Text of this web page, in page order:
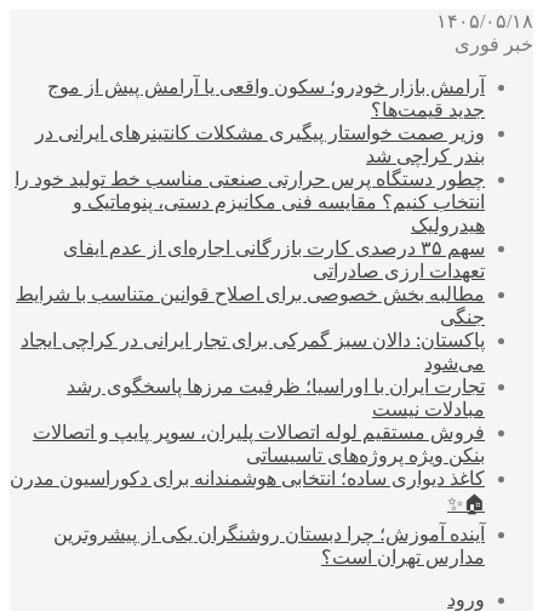
۱۴۰۵/۰۵/۱۸
خبر فوری
آرامش بازار خودرو؛ سکون واقعی یا آرامش پیش از موج
جدید قیمت‌ها؟
وزیر صمت خواستار پیگیری مشکلات کانتینرهای ایرانی در
بندر کراچی شد
چطور دستگاه پرس حرارتی صنعتی مناسب خط تولید خود را
انتخاب کنیم؟ مقایسه فنی مکانیزم دستی، پنوماتیک و
هیدرولیک
سهم ۳۵ درصدی کارت بازرگانی اجاره‌ای از عدم ایفای
تعهدات ارزی صادراتی
مطالبه بخش خصوصی برای اصلاح قوانین متناسب با شرایط
جنگی
پاکستان: دالان سبز گمرکی برای تجار ایرانی در کراچی ایجاد
می‌شود
تجارت ایران با اوراسیا؛ ظرفیت مرزها پاسخگوی رشد
مبادلات نیست
فروش مستقیم لوله اتصالات پلیران، سوپر پایپ و اتصالات
بنکن ویژه پروژه‌های تاسیساتی
کاغذ دیواری ساده؛ انتخابی هوشمندانه برای دکوراسیون مدرن
🏠✨
آینده آموزش؛ چرا دبستان روشنگران یکی از پیشروترین
مدارس تهران است؟
ورود